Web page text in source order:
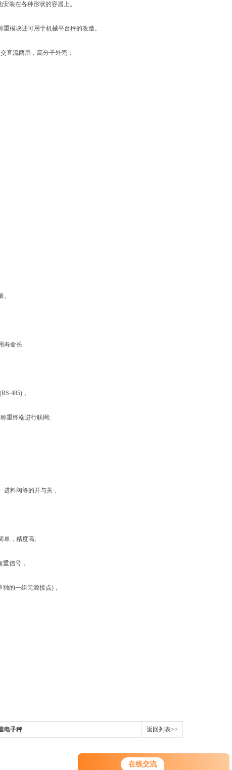
在线交流
装在各种形状的容器上。
模块还可用于机械平台秤的改造。
直流两用，高分子外壳；
寿命长
485)，
重终端进行联网;
料阀等的开与关，
单，精度高;
信号，
的一组无源接点)，
电子秤 返回列表>>